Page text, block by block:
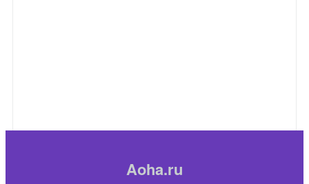
Aoha.ru